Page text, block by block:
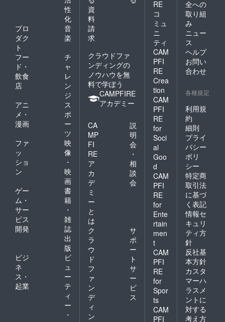
性
化
プロ
ダク
ト
音
楽
フー
ド・
飲食
店
チ
ャ
レ
ン
ジ
アニ
メ・
漫画
ス
ポ
ー
ツ
ファ
ッ
ショ
ン
映
像
・
映
画
ゲー
ム・
サー
ビス
開発
書
籍
・
雑
誌
出
版
ビジ
ネ
ス・
起業
ビ
ュ
ー
テ
ィ
ー
・
資
料
請
求
クラウドファ
ンディングの
ノウハウを無
料で学ぼう
CAMPFIRE
アカデミー
CA
MP
FI
RE
ア
カ
デ
ミ
ー
と
は
説
明
会
・
相
談
会
ク
ラ
ウ
ド
フ
ァ
ン
デ
ィ
ン
サ
ポ
ー
ト
サ
ー
ビ
ス
RE
コ
ミュ
ニ
ティ
CAM
PFI
RE
Crea
tion
CAM
PFI
RE
for
Soci
al
Goo
d
CAM
PFI
RE
for
Ente
rtain
men
t
CAM
PFI
RE
for
Spor
ts
CAM
PFI
全への
取り組
み
ニュー
ス
ヘルプ
お問い
合わせ
各種規定
利用規
約
細則
プライ
バシー
ポリ
シー
特定商
取引法
に基づ
く表記
情報セ
キュリ
ティ方
針
反社基
本方針
カスタ
マーハ
ラスメ
ントに
対する
考え方